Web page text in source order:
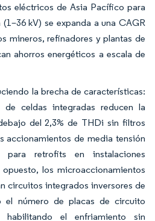
eléctricos de Asia Pacífico para
kV) se expanda a una CAGR
mineros, refinadores y plantas de
ahorros energéticos a escala de
la brecha de características:
celdas integradas reducen la
del 2,3% de THDi sin filtros
accionamientos de media tensión
para retrofits en instalaciones
los microaccionamientos
circuitos integrados inversores de
el número de placas de circuito
el enfriamiento sin